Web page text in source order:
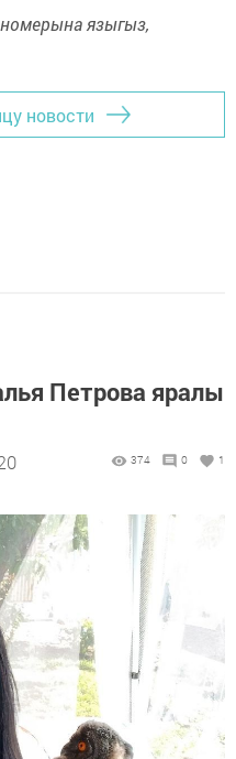
номерына языгыз,
новости
Петрова яралы
374 0 1